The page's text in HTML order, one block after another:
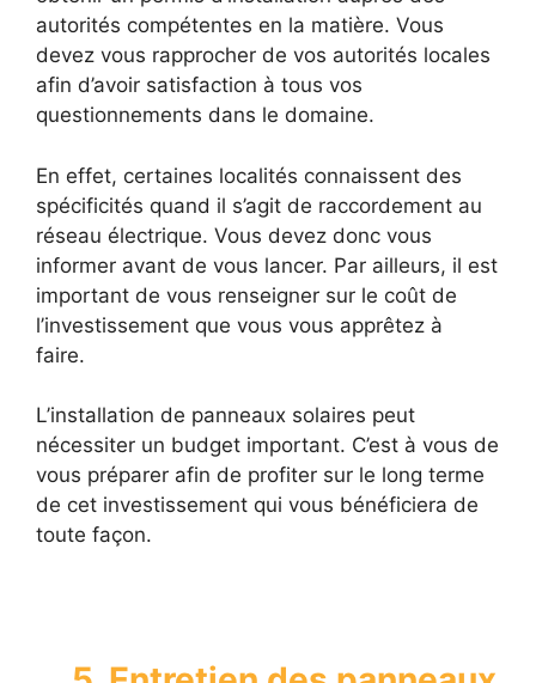
autorités compétentes en la matière. Vous
devez vous rapprocher de vos autorités locales
afin d’avoir satisfaction à tous vos
questionnements dans le domaine.
En effet, certaines localités connaissent des
spécificités quand il s’agit de raccordement au
réseau électrique. Vous devez donc vous
informer avant de vous lancer. Par ailleurs, il est
important de vous renseigner sur le coût de
l’investissement que vous vous apprêtez à
faire.
L’installation de panneaux solaires peut
nécessiter un budget important. C’est à vous de
vous préparer afin de profiter sur le long terme
de cet investissement qui vous bénéficiera de
toute façon.